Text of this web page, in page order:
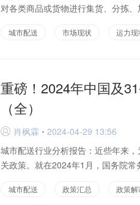
对各类商品或货物进行集货、分拣
城市配送 市场现状 运力现
重磅！2024年中国及
（全）
D 肖枫霖 • 2024-04-29 13:56
城市配送行业分析报告：近些年来
关政策。就在2024年1月，国务院
城市配送 政策汇总 政策解